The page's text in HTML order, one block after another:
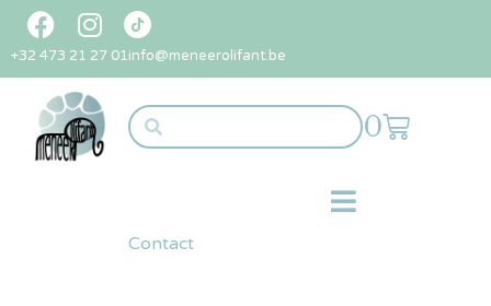
+32 473 21 27 01info@meneerolifant.be
0
Contact